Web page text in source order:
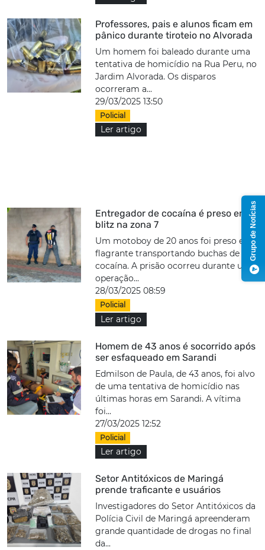
Professores, pais e alunos ficam em
pânico durante tiroteio no Alvorada
Um homem foi baleado durante uma
tentativa de homicídio na Rua Peru, no
Jardim Alvorada. Os disparos
ocorreram a...
29/03/2025 13:50
Policial
Ler artigo
Entregador de cocaína é preso em
blitz na zona 7
Um motoboy de 20 anos foi preso em
flagrante transportando buchas de
cocaína. A prisão ocorreu durante uma
operação...
28/03/2025 08:59
Policial
Ler artigo
Homem de 43 anos é socorrido após
ser esfaqueado em Sarandi
Edmilson de Paula, de 43 anos, foi alvo
de uma tentativa de homicídio nas
últimas horas em Sarandi. A vítima
foi...
27/03/2025 12:52
Policial
Ler artigo
Setor Antitóxicos de Maringá
prende traficante e usuários
Investigadores do Setor Antitóxicos da
Polícia Civil de Maringá apreenderam
grande quantidade de drogas no final
da...
Grupo de Notícias